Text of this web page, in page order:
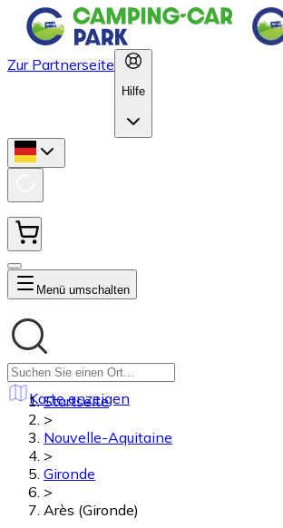
Zur Partnerseite
Hilfe
Menü umschalten
Karte anzeigen
Startseite
>
Nouvelle-Aquitaine
>
Gironde
>
Arès (Gironde)